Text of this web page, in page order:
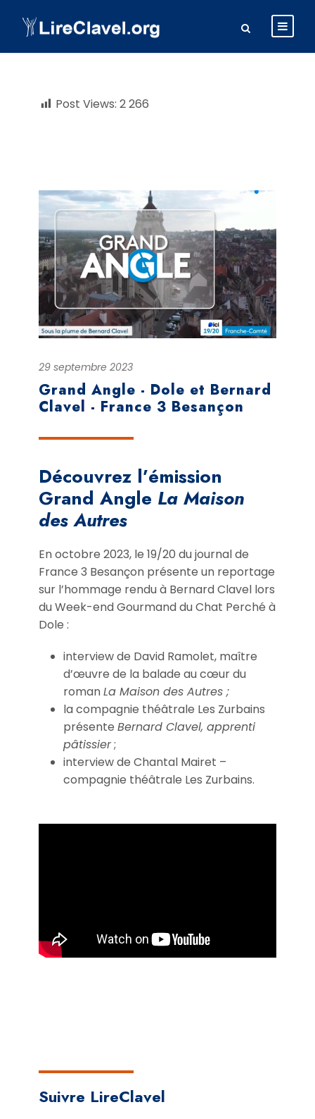
Post Views: 2 266
29 septembre 2023
Grand Angle - Dole et Bernard
Clavel - France 3 Besançon
Découvrez l’émission
Grand Angle La Maison
des Autres
En octobre 2023, le 19/20 du journal de
France 3 Besançon présente un reportage
sur l’hommage rendu à Bernard Clavel lors
du Week-end Gourmand du Chat Perché à
Dole :
interview de David Ramolet, maître
d’œuvre de la balade au cœur du
romanLa Maison des Autres ;
la compagnie théâtrale Les Zurbains
présente Bernard Clavel, apprenti
pâtissier;
interview de Chantal Mairet –
compagnie théâtrale Les Zurbains.
Suivre LireClavel